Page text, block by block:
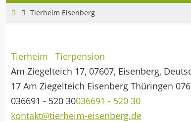
HomeTierheim Eisenberg
Tierheim
Tierpension
Am Ziegelteich 17, 07607, Eisenberg,
17 Am Ziegelteich Eisenberg Thüringen
036691 - 520 30036691 - 520 30
kontakt@tierheim-eisenberg.de